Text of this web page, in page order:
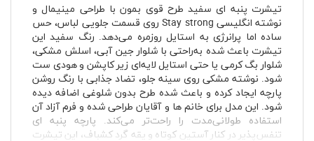
تیشرت پنبه ای سفید طرح قوی بمون با طراحی مینیمال و
نوشته انگلیسی Stay strong روی قسمت جلویی لباس، حس
ساده اما پرانرژی به استایل روزمره می‌دهد. رنگ سفید این
تیشرت باعث شده به‌راحتی با شلوار جین آبی، اسلش مشکی،
شلوار بگ کرمی یا حتی استایل لایه‌ای زیر کاپشن و هودی ست
شود. نوشته مشکی روی سینه جلو، تضاد جذابی با رنگ روشن
پارچه ایجاد کرده و باعث شده طرح بدون شلوغی اضافه دیده
شود. این مدل برای خانم ها و آقایان طراحی شده و فرم آزاد آن
استفاده طولانی‌مدت را راحت‌تر می‌کند. پارچه پنبه ای
تنفس‌پذیر در کنار آستین کوتاه و یقه گرد کشباف، این تیشرت